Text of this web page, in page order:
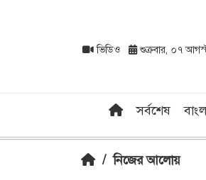
ভিডিও শুক্রবার, ০৭
সর্বশেষ
/ নিজের আলোয়